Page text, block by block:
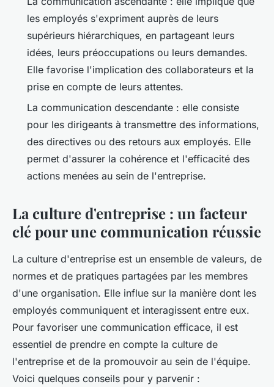
les employés s'expriment auprès de leurs
supérieurs hiérarchiques, en partageant leurs
idées, leurs préoccupations ou leurs demandes.
Elle favorise l'implication des collaborateurs et la
prise en compte de leurs attentes.
La communication descendante : elle consiste
pour les dirigeants à transmettre des informations,
des directives ou des retours aux employés. Elle
permet d'assurer la cohérence et l'efficacité des
actions menées au sein de l'entreprise.
La culture d'entreprise : un facteur
clé pour une communication réussie
La culture d'entreprise est un ensemble de valeurs, de
normes et de pratiques partagées par les membres
d'une organisation. Elle influe sur la manière dont les
employés communiquent et interagissent entre eux.
Pour favoriser une communication efficace, il est
essentiel de prendre en compte la culture de
l'entreprise et de la promouvoir au sein de l'équipe.
Voici quelques conseils pour y parvenir :